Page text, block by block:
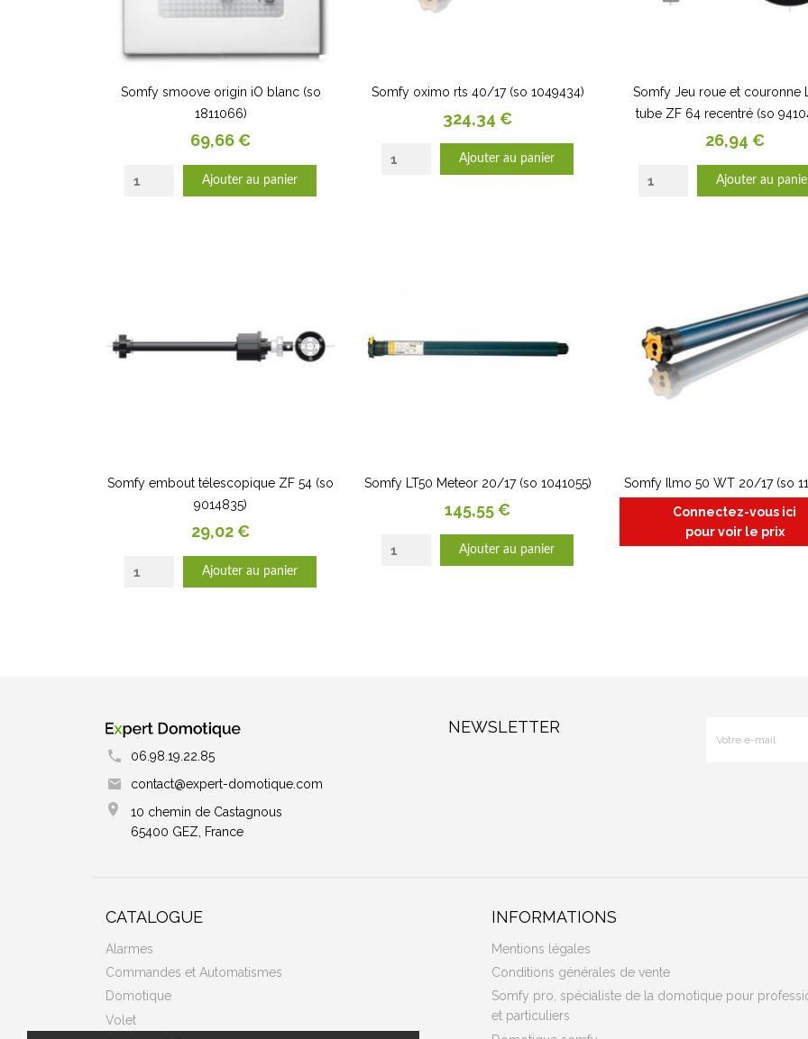
Somfy smoove origin iO blanc (so
1811066)
Prix
69,66 €
Ajouter au panier
Somfy oximo rts 40/17 (so 1049434)
Prix
324,34 €
Ajouter au panier
Somfy Jeu roue et couronne
tube ZF 64 recentré (so
Prix
26,94 €
Ajouter au
Somfy embout télescopique ZF 54 (so
9014835)
Prix
29,02 €
Ajouter au panier
Somfy LT50 Meteor 20/17 (so 1041055)
Prix
145,55 €
Ajouter au panier
Somfy Ilmo 50 WT 20/17 (so
Connectez-vous ici
pour voir le prix
06.98.19.22.85
contact@expert-domotique.com
10 chemin de Castagnous
65400 GEZ, France
NEWSLETTER
CATALOGUE
Alarmes
Commandes et Automatismes
Domotique
Volet
INFORMATIONS
Mentions légales
Conditions générales de vente
Somfy pro, spécialiste de la domotique pour
et particuliers